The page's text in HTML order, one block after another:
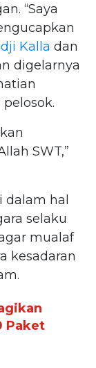
“Saya
Kalla dan
digelarnya
SWT,”
hal
selaku
mualaf
kesadaran
Paket